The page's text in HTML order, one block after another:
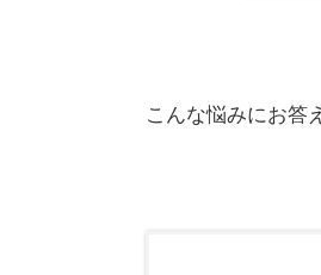
こんな悩みにお答